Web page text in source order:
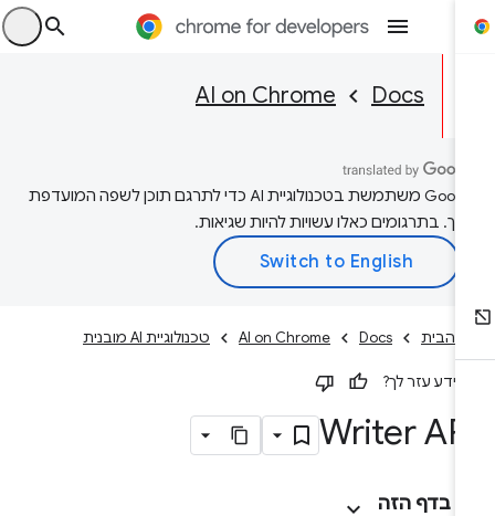
Docs
AI on Chrome
‫Google משתמשת בטכנולוגיית AI כדי לתרגם תוכן לשפה המועדפת
בתרגומים כאלו עשויות להיות שגיאות.
הבית Docs
AI on Chrome טכנולוגיית AI מובנית
עזר לך?
Writer
בדף הזה